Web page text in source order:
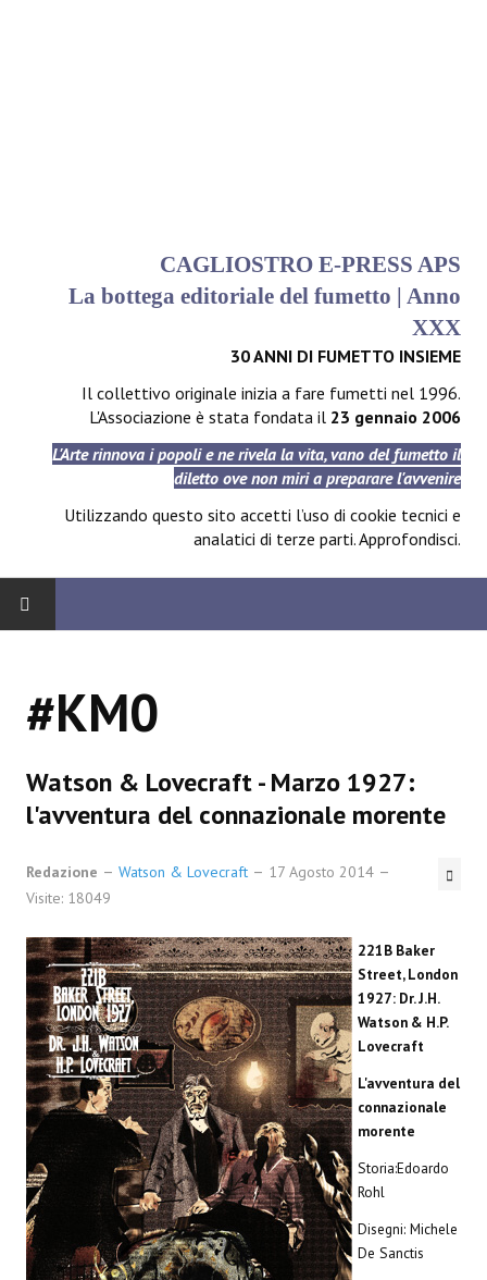
CAGLIOSTRO E-PRESS APS
La bottega editoriale del fumetto | Anno
XXX
30 ANNI DI FUMETTO INSIEME
Il collettivo originale inizia a fare fumetti nel 1996.
L'Associazione è stata fondata il 23 gennaio 2006
L'Arte rinnova i popoli e ne rivela la vita, vano del fumetto il
diletto ove non miri a preparare l'avvenire
Utilizzando questo sito accetti l’uso di cookie tecnici e
analatici di terze parti.Approfondisci.
BOARD
Focus
Prossimamente
Spazio Cagliostro@Lucca 2014
Spazio Cagliostro@Lucca 2015
Spazio Cagliostro@Lucca 2016
Spazio Cagliostro@Lucca 2017
Casa Cagliostro@Lucca2018
#baseLUna@Lucca 2019
PUBBLICAZIONI
Fumetti
#KM0
Watson & Lovecraft - Marzo 1927:
l'avventura del connazionale morente
Redazione Watson & Lovecraft
17 Agosto 2014
Visite: 18049
221B Baker
Street, London
1927: Dr. J.H.
Watson & H.P.
Lovecraft
L'avventura del
connazionale
morente
Storia:Edoardo
Rohl
Disegni: Michele
De Sanctis